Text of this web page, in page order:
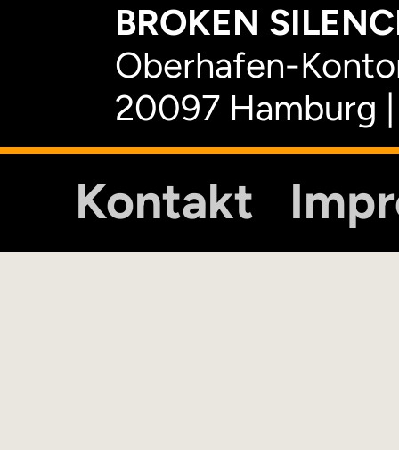
BROKEN
Oberhafen-
20097 Hamburg
Kontakt